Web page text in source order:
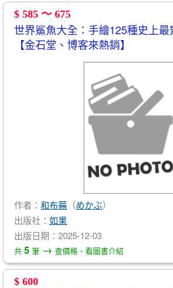
$ 585 ～ 675
世界鯊魚大全：手繪125種史上
【金石堂、博客來熱銷】
作者： 和布蕪 （めかぶ）
出版社： 如果
出版日期：2025-12-03
共 5 筆 → 查價格、看圖書介紹
$ 600